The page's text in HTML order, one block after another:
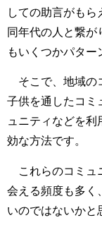
しての助言がも
同年代の人と繋が
もいくつかパター
そこで、地域の
子供を通したコミ
ュニティなどを
効な方法です。
これらのコミュ
会える頻度も多く
いのではないかと